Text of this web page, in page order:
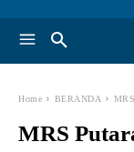
Home BERANDA
MRS